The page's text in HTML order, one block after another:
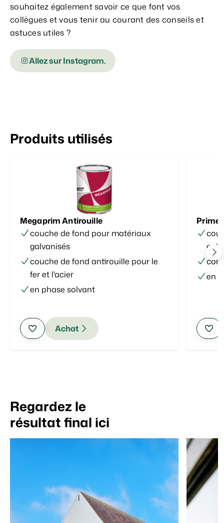
souhaitez également savoir ce que font vos
collègues et vous tenir au courant des conseils et
astuces utiles ?
Allez sur Instagram.
Produits utilisés
Megaprim Antirouille
couche de fond pour matériaux
galvanisés
couche de fond antirouille pour le
fer et l'acier
en phase solvant
Achat
en
Regardez le
résultat final ici